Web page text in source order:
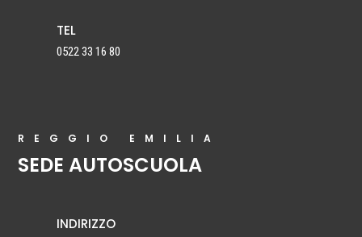
TEL
0522 33 16 80
REGGIO EMILIA
SEDE AUTOSCUOLA
INDIRIZZO